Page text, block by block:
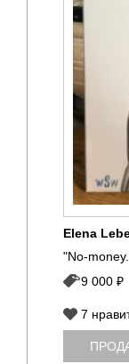
Elena
"No-
9 000 ₽
7